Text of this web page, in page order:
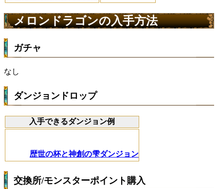
メロンドラゴンの入手方法
ガチャ
なし
ダンジョンドロップ
入手できるダンジョン例
歴世の杯と神創の雫ダンジョン
交換所/モンスターポイント購入